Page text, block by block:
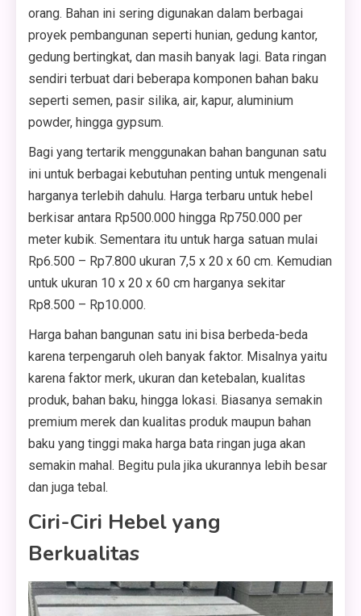
orang. Bahan ini sering digunakan dalam berbagai
proyek pembangunan seperti hunian, gedung kantor,
gedung bertingkat, dan masih banyak lagi. Bata ringan
sendiri terbuat dari beberapa komponen bahan baku
seperti semen, pasir silika, air, kapur, aluminium
powder, hingga gypsum.
Bagi yang tertarik menggunakan bahan bangunan satu
ini untuk berbagai kebutuhan penting untuk mengenali
harganya terlebih dahulu. Harga terbaru untuk hebel
berkisar antara Rp500.000 hingga Rp750.000 per
meter kubik. Sementara itu untuk harga satuan mulai
Rp6.500 – Rp7.800 ukuran 7,5 x 20 x 60 cm. Kemudian
untuk ukuran 10 x 20 x 60 cm harganya sekitar
Rp8.500 – Rp10.000.
Harga bahan bangunan satu ini bisa berbeda-beda
karena terpengaruh oleh banyak faktor. Misalnya yaitu
karena faktor merk, ukuran dan ketebalan, kualitas
produk, bahan baku, hingga lokasi. Biasanya semakin
premium merek dan kualitas produk maupun bahan
baku yang tinggi maka harga bata ringan juga akan
semakin mahal. Begitu pula jika ukurannya lebih besar
dan juga tebal.
Ciri-Ciri Hebel yang
Berkualitas